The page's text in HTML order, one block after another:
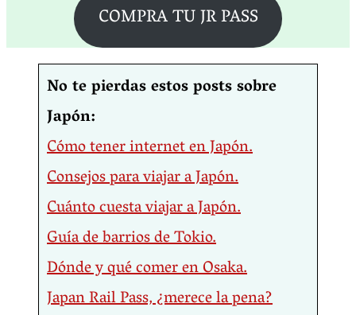
COMPRA TU JR PASS
No te pierdas estos posts sobre
Japón:
Cómo tener internet en Japón.
Consejos para viajar a Japón.
Cuánto cuesta viajar a Japón.
Guía de barrios de Tokio.
Dónde y qué comer en Osaka.
Japan Rail Pass, ¿merece la pena?